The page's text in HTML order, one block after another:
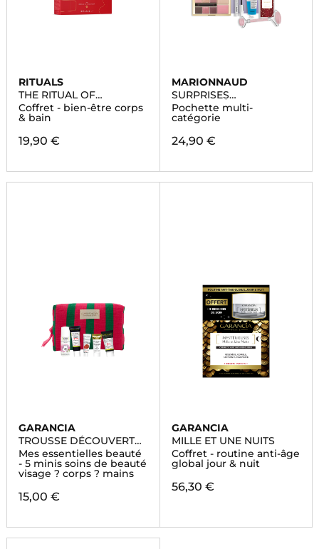
RITUALS
THE RITUAL OF
AYURVEDA
Coffret - bien-être corps
& bain
19,90 €
MARIONNAUD
SURPRISES
ENCHANTÉES
Pochette multi-
catégorie
24,90 €
GARANCIA
TROUSSE DÉCOUVERTE
2025
Mes essentielles beauté
- 5 minis soins de beauté
visage ? corps ? mains
15,00 €
GARANCIA
MILLE ET UNE NUITS
Coffret - routine anti-âge
global jour & nuit
56,30 €